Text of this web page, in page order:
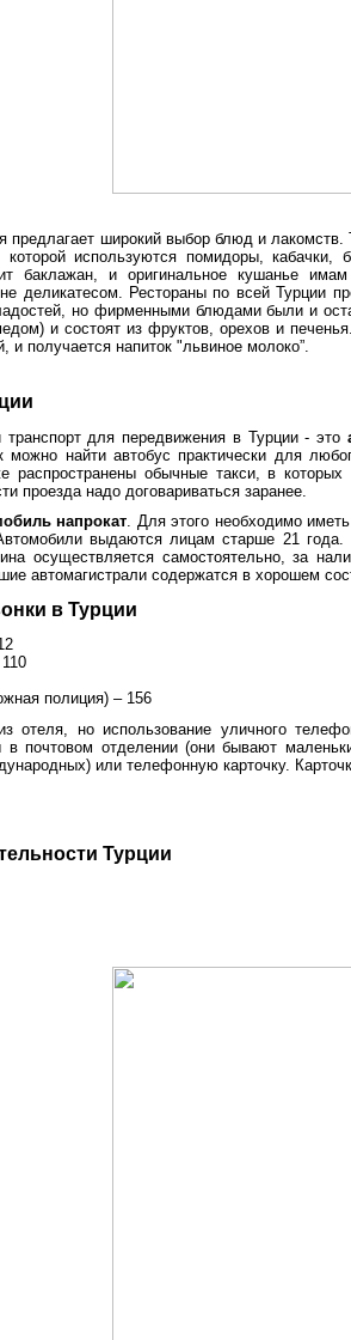
предлагает широкий выбор блюд и
которой используются помидоры,
баклажан, и оригинальное кушанье
деликатесом. Рестораны по всей Турции
но фирменными блюдами были и
и состоят из фруктов, орехов и
и получается напиток "львиное молоко”.
для передвижения в Турции - это
можно найти автобус практически для
распространены обычные такси, в
проезда надо договариваться заранее.
напрокат. Для этого необходимо
выдаются лицам старше 21
осуществляется самостоятельно, за
автомагистрали содержатся в хорошем
в Турции
полиция) – 156
отеля, но использование уличного
в почтовом отделении (они бывают
или телефонную карточку.
Турции